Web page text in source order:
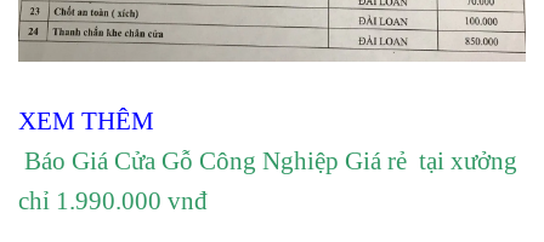
XEM THÊM
Báo Giá Cửa Gỗ Công Nghiệp Giá rẻ tại xưởng
chỉ 1.990.000 vnđ